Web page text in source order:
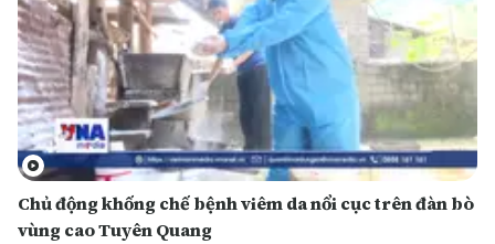
Chủ động khống chế bệnh viêm da nổi cục trên đàn bò
vùng cao Tuyên Quang